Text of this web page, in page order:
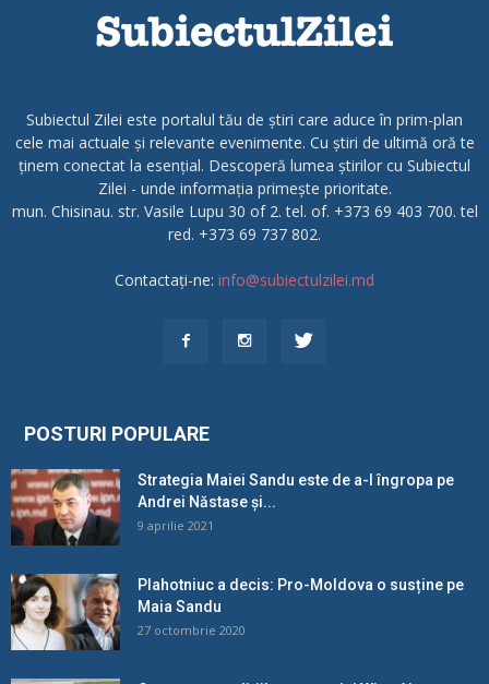
Subiectul Zilei este portalul tău de știri care aduce în prim-plan
cele mai actuale și relevante evenimente. Cu știri de ultimă oră te
ținem conectat la esențial. Descoperă lumea știrilor cu Subiectul
Zilei - unde informația primește prioritate.
mun. Chisinau. str. Vasile Lupu 30 of 2. tel. of. +373 69 403 700. tel
red. +373 69 737 802.
Contactați-ne: info@subiectulzilei.md
POSTURI POPULARE
Strategia Maiei Sandu este de a-l îngropa pe
Andrei Năstase și...
9 aprilie 2021
Plahotniuc a decis: Pro-Moldova o susține pe
Maia Sandu
27 octombrie 2020